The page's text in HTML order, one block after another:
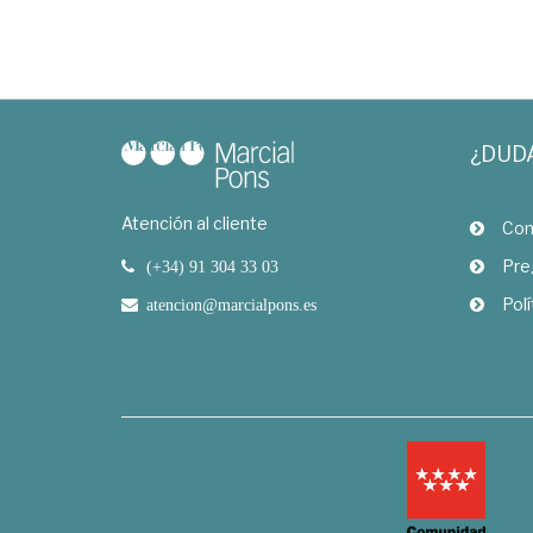
Atención al cliente
(+34) 91 304 33 03
atencion@marcialpons.es